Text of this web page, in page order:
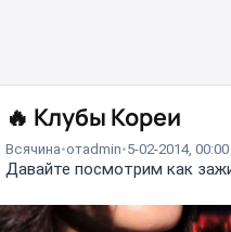
🔥 Клубы Кореи
Всячина отadmin 5-02-2014, 00:00
Давайте посмотрим как